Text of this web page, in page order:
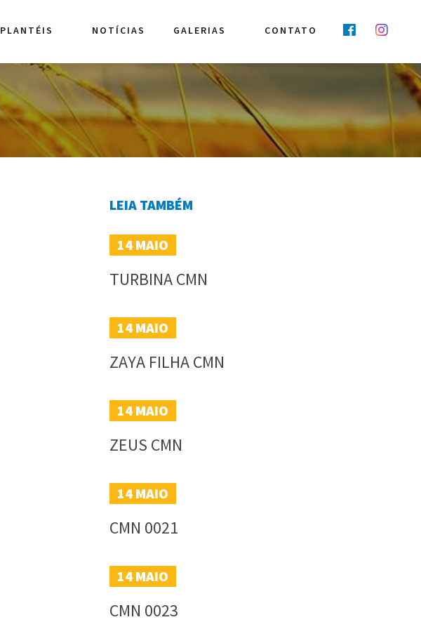
PLANTÉIS NOTÍCIAS GALERIAS CONTATO
LEIA TAMBÉM
14 MAIO
TURBINA CMN
14 MAIO
ZAYA FILHA CMN
14 MAIO
ZEUS CMN
14 MAIO
CMN 0021
14 MAIO
CMN 0023